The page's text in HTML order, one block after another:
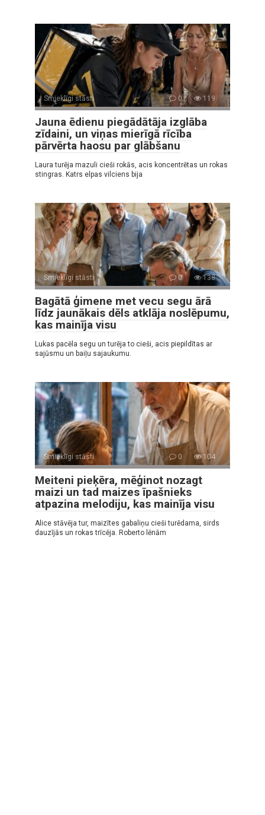
Smieklīgi stāsti 0 119
Jauna ēdienu piegādātāja izglāba
zīdaini, un viņas mierīgā rīcība
pārvērta haosu par glābšanu
Laura turēja mazuli cieši rokās, acis koncentrētas un rokas
stingras. Katrs elpas vilciens bija
Smieklīgi stāsti 0 138
Bagātā ģimene met vecu segu ārā
līdz jaunākais dēls atklāja noslēpumu,
kas mainīja visu
Lukas pacēla segu un turēja to cieši, acis piepildītas ar
sajūsmu un baiļu sajaukumu.
Smieklīgi stāsti 0 104
Meiteni pieķēra, mēģinot nozagt
maizi un tad maizes īpašnieks
atpazina melodiju, kas mainīja visu
Alice stāvēja tur, maizītes gabaliņu cieši turēdama, sirds
dauzījās un rokas trīcēja. Roberto lēnām